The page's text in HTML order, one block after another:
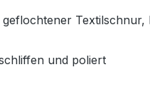
Textilschnur,
und poliert